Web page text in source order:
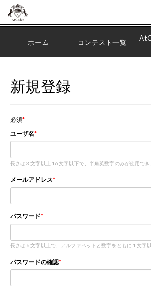
ホーム コンテスト一覧
新規登録
必須
ユーザ名
長さは 3 文字以上 16 文字以下で、半角英数字のみが使用でき
メールアドレス
パスワード
長さは 6 文字以上で、アルファベットと数字をともに 1 文字
パスワードの確認